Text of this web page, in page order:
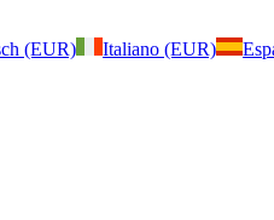
(EUR) Italiano (EUR)